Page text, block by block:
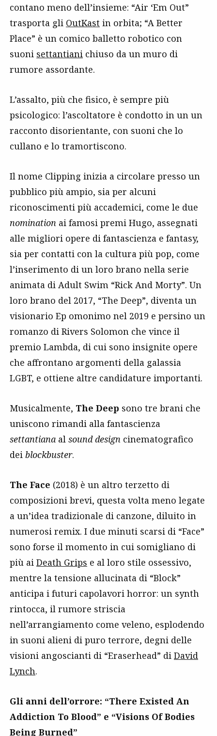
contano meno dell’insieme: “Air ‘Em Out”
trasporta gli OutKast in orbita; “A Better
Place” è un comico balletto robotico con
suoni settantiani chiuso da un muro di
rumore assordante.
L’assalto, più che fisico, è sempre più
psicologico: l’ascoltatore è condotto in un un
racconto disorientante, con suoni che lo
cullano e lo tramortiscono.
Il nome Clipping inizia a circolare presso un
pubblico più ampio, sia per alcuni
riconoscimenti più accademici, come le due
nomination ai famosi premi Hugo, assegnati
alle migliori opere di fantascienza e fantasy,
sia per contatti con la cultura più pop, come
l’inserimento di un loro brano nella serie
animata di Adult Swim “Rick And Morty”. Un
loro brano del 2017, “The Deep”, diventa un
visionario Ep omonimo nel 2019 e persino un
romanzo di Rivers Solomon che vince il
premio Lambda, di cui sono insignite opere
che affrontano argomenti della galassia
LGBT, e ottiene altre candidature importanti.
Musicalmente, The Deep sono tre brani che
uniscono rimandi alla fantascienza
settantiana al sound design cinematografico
dei blockbuster.
The Face (2018) è un altro terzetto di
composizioni brevi, questa volta meno legate
a un’idea tradizionale di canzone, diluito in
numerosi remix. I due minuti scarsi di “Face”
sono forse il momento in cui somigliano di
più ai Death Grips e al loro stile ossessivo,
mentre la tensione allucinata di “Block”
anticipa i futuri capolavori horror: un synth
rintocca, il rumore striscia
nell’arrangiamento come veleno, esplodendo
in suoni alieni di puro terrore, degni delle
visioni angoscianti di “Eraserhead” di David
Lynch.
Gli anni dell’orrore: “There Existed An
Addiction To Blood” e “Visions Of Bodies
Being Burned”